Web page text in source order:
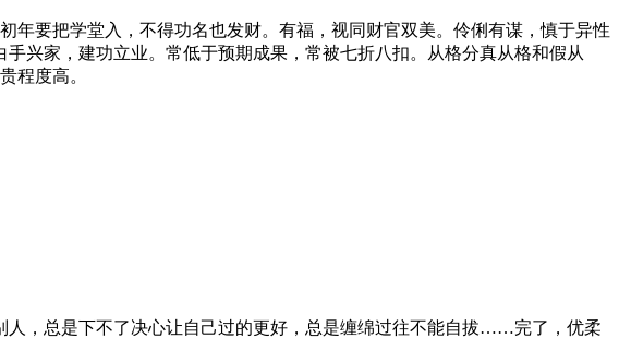
年要把学堂入，不得功名也发财。有福，视同财官双美。伶俐有谋，慎于异性
兴家，建功立业。常低于预期成果，常被七折八扣。从格分真从格和假从
程度高。
，总是下不了决心让自己过的更好，总是缠绵过往不能自拔……完了，优柔